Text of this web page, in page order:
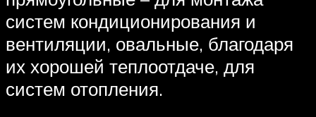
систем кондиционирования и
вентиляции, овальные, благодаря
их хорошей теплоотдаче, для
систем отопления.